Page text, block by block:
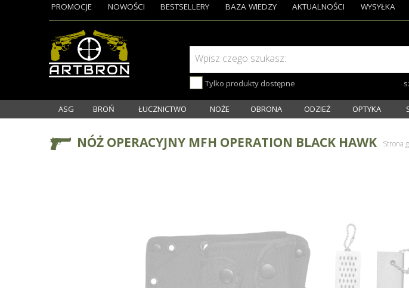
Wpisz czego szukasz:
Tylko produkty dostępne
PROMOCJE NOWOŚCI BESTSELLERY BAZA WIEDZY AKTUALNOŚCI WYSYŁKA
ASG BROŃ ŁUCZNICTWO NOŻE OBRONA ODZIEŻ OPTYKA
NÓŻ OPERACYJNY MFH OPERATION BLACK HAWK Strona